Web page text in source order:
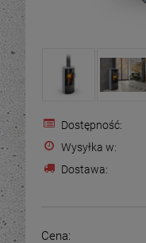
Dostępność:
Wysyłka w:
Dostawa:
Cena: